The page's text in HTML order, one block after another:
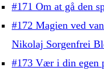
#171 Om at gå den
#172 Magien ved
Nikolaj Sorgenfrei
#173 Vær i din egen